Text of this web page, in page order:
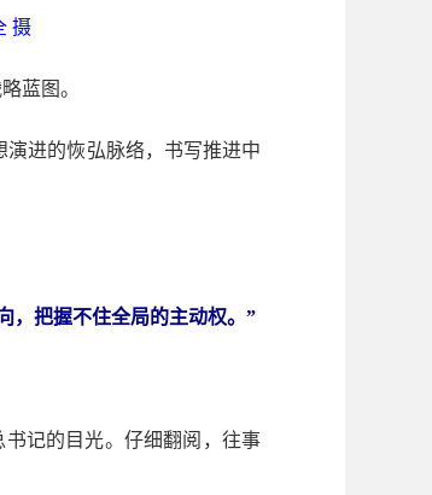
摄
蓝图。
进的恢弘脉络，书写推进中
，把握不住全局的主动权。”
记的目光。仔细翻阅，往事